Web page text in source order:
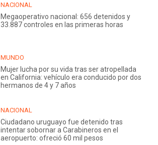
NACIONAL
Megaoperativo nacional: 656 detenidos y
33.887 controles en las primeras horas
MUNDO
Mujer lucha por su vida tras ser atropellada
en California: vehículo era conducido por dos
hermanos de 4 y 7 años
NACIONAL
Ciudadano uruguayo fue detenido tras
intentar sobornar a Carabineros en el
aeropuerto: ofreció 60 mil pesos